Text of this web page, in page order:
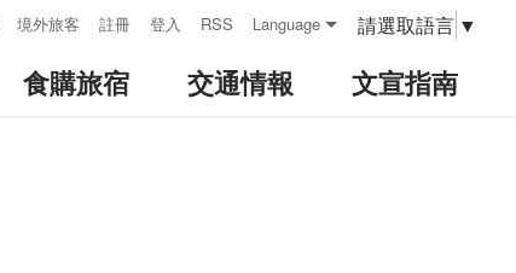
境外旅客 註冊 登入 RSS Language 請選取語言 ▼
食購旅宿 交通情報 文宣指南